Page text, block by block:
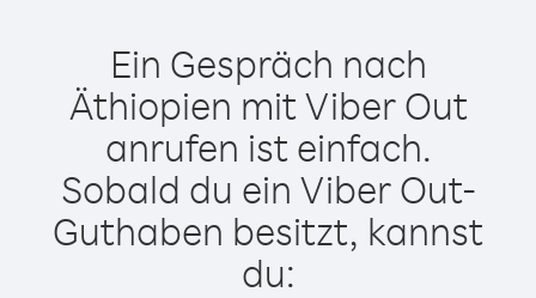
Ein Gespräch nach
Äthiopien mit Viber Out
anrufen ist einfach.
Sobald du ein Viber Out-
Guthaben besitzt, kannst
du: